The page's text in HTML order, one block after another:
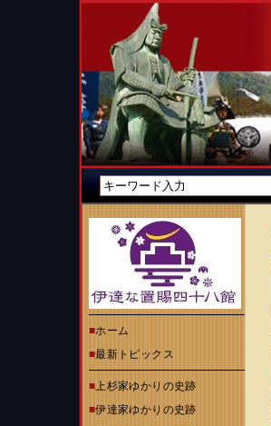
■ホーム
■最新トピックス
■上杉家ゆかりの史跡
■伊達家ゆかりの史跡